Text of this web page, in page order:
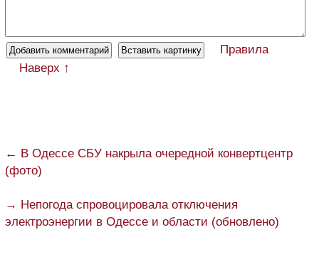
Правила
Наверх ↑
← В Одессе СБУ накрыла очередной конвертцентр
(фото)
→ Непогода спровоцировала отключения
электроэнергии в Одессе и области (обновлено)